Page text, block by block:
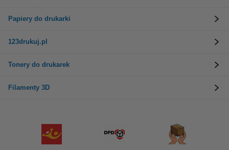
Papiery do drukarki
123drukuj.pl
Tonery do drukarek
Filamenty 3D